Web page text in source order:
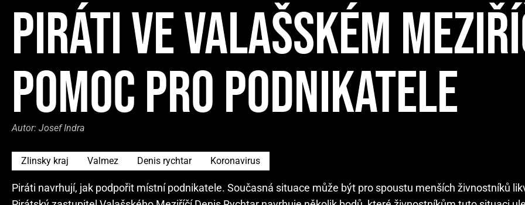
PIRÁTI VE VALAŠSKÉM
POMOC PRO PODNIKATELE
Autor: Josef Indra
Zlinsky kraj Valmez Denis rychtar Koronavirus
Piráti navrhují, jak podpořit místní podnikatele. Současná situace může být pro spoustu menších živnostníků